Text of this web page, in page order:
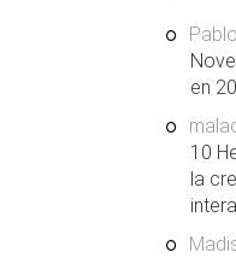
Pablo
en
10
la